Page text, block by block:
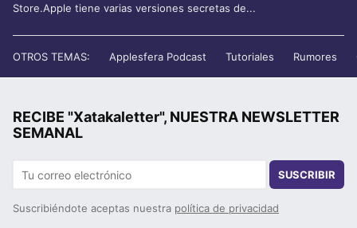
Store.Apple tiene varias versiones secretas de...
OTROS TEMAS: Applesfera Podcast Tutoriales Rumores
RECIBE "Xatakaletter", NUESTRA NEWSLETTER
SEMANAL
SUSCRIBIR
Suscribiéndote aceptas nuestra política de privacidad